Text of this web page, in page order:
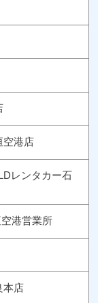
空港店
レンタカー石
港営業所
本店